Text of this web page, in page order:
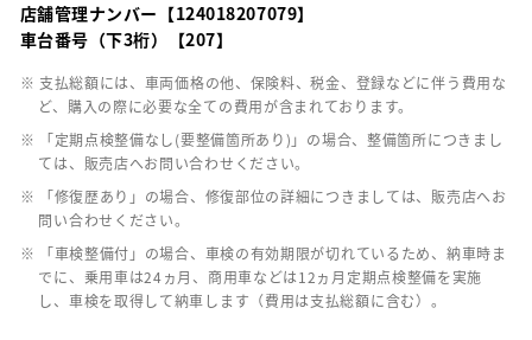
店舗管理ナンバー【124018207079】
車台番号（下3桁）【207】
※ 支払総額には、車両価格の他、保険料、税金、登録などに伴う費用な
ど、購入の際に必要な全ての費用が含まれております。
※ 「定期点検整備なし(要整備箇所あり)」の場合、整備箇所につきまし
ては、販売店へお問い合わせください。
※ 「修復歴あり」の場合、修復部位の詳細につきましては、販売店へお
問い合わせください。
※ 「車検整備付」の場合、車検の有効期限が切れているため、納車時ま
でに、乗用車は24ヵ月、商用車などは12ヵ月定期点検整備を実施
し、車検を取得して納車します（費用は支払総額に含む）。